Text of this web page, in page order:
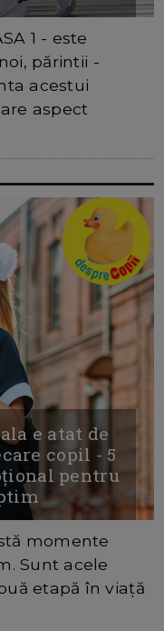
1 - este
părintii -
acestui
aspect
e atat de
copil - 5
pentru
momente
Sunt acele
etapă în viață